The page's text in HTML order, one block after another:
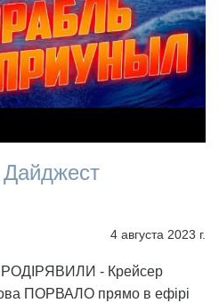
4 августа 2023 г.
- Крейсер
ПОРВАЛО прямо в ефірі